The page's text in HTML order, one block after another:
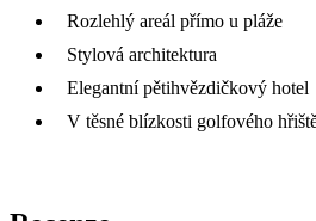
Rozlehlý areál přímo u pláže
Stylová architektura
Elegantní pětihvězdičkový hotel
V těsné blízkosti golfového